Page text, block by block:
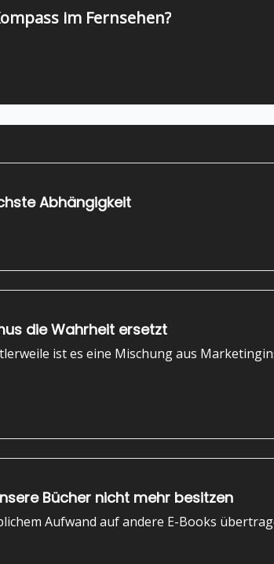
im Fernsehen?
Abhängigkeit
die Wahrheit ersetzt
ist es eine Mischung aus
Bücher nicht mehr besitzen
Aufwand auf andere E-Books